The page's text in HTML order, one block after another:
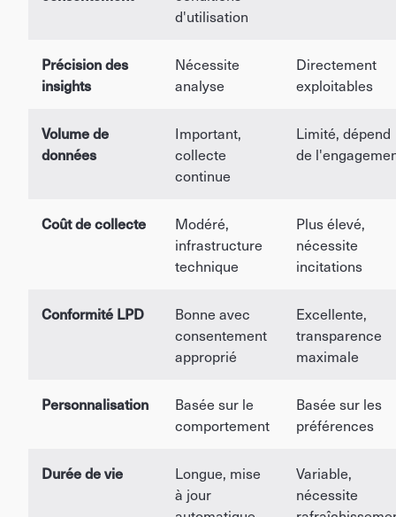
d'utilisation
Précision des
insights
Nécessite
analyse
Directement
exploitables
Volume de
données
Important,
collecte
continue
Limité, dépend
de
Coût de collecte
Modéré,
infrastructure
technique
Plus élevé,
nécessite
incitations
Conformité LPD
Bonne avec
consentement
approprié
Excellente,
transparence
maximale
Personnalisation
Basée sur le
comportement
Basée sur les
préférences
Durée de vie
Longue, mise
à jour
Variable,
nécessite